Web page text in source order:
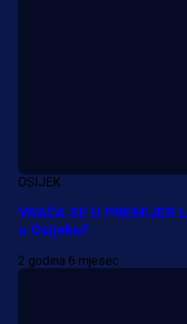
OSIJEK
VRAĆA SE U
u Osijeku?
2 godina 6 mjesec